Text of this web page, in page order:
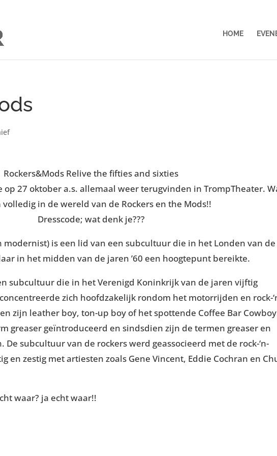
HOME
Rockers&Mods Relive the fifties and sixties
op 27 oktober a.s. allemaal weer terugvinden in TrompTheater.
volledig in de wereld van de Rockers en the Mods!!
Dresscode; wat denk je???
modernist) is een lid van een subcultuur die in het Londen van de
in het midden van de jaren ’60 een hoogtepunt bereikte.
subcultuur die in het Verenigd Koninkrijk van de jaren vijftig
zich hoofdzakelijk rondom het motorrijden en rock-
zijn leather boy, ton-up boy of het spottende Coffee Bar
greaser geïntroduceerd en sindsdien zijn de termen greaser en
De subcultuur van de rockers werd geassocieerd met de rock-‘n-
en zestig met artiesten zoals Gene Vincent, Eddie Cochran en
waar? ja echt waar!!